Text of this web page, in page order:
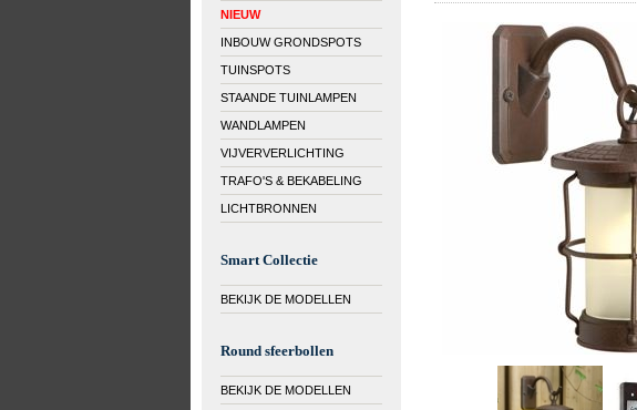
NIEUW
INBOUW GRONDSPOTS
TUINSPOTS
STAANDE TUINLAMPEN
WANDLAMPEN
VIJVERVERLICHTING
TRAFO'S & BEKABELING
LICHTBRONNEN
Smart Collectie
BEKIJK DE MODELLEN
Round sfeerbollen
BEKIJK DE MODELLEN